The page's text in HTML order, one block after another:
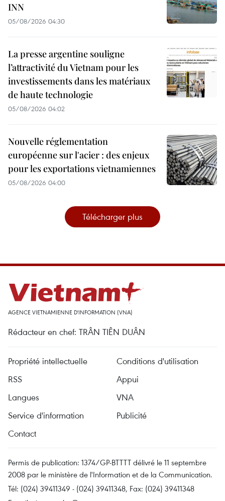
INN
05/08/2026 04:30
La presse argentine souligne
l’attractivité du Vietnam pour les
investissements dans les matériaux
de haute technologie
05/08/2026 04:02
Nouvelle réglementation
européenne sur l'acier : des enjeux
pour les exportations vietnamiennes
05/08/2026 04:00
Télécharger plus
AGENCE VIETNAMIENNE D'INFORMATION (VNA)
Rédacteur en chef: TRÂN TIÊN DUÂN
Propriété intellectuelle
Conditions d'utilisation
RSS
Appui
Langues
VNA
Service d'information
Publicité
Contact
Permis de publication: 1374/GP-BTTTT délivré le 11 septembre
2008 par le ministère de l'Information et de la Communication.
Tél: (024) 39411349 - (024) 39411348, Fax: (024) 39411348